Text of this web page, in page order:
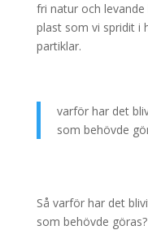
fri natur och
plast som vi spridit i
partiklar.
varför har det
som behövde
Så varför har det
som behövde